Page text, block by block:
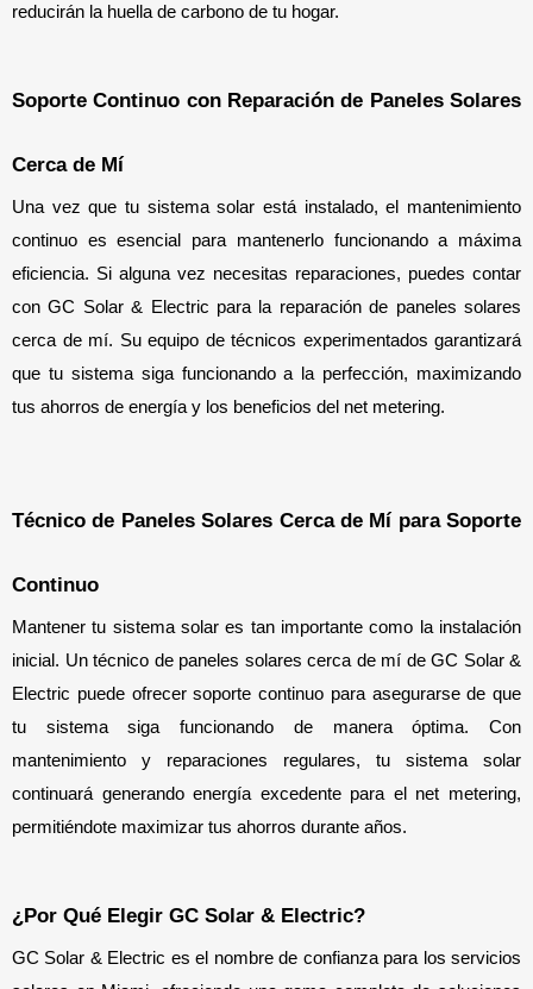
reducirán la huella de carbono de tu hogar.
Soporte Continuo con Reparación de Paneles Solares
Cerca de Mí
Una vez que tu sistema solar está instalado, el mantenimiento
continuo es esencial para mantenerlo funcionando a máxima
eficiencia. Si alguna vez necesitas reparaciones, puedes contar
con GC Solar & Electric para la reparación de paneles solares
cerca de mí. Su equipo de técnicos experimentados garantizará
que tu sistema siga funcionando a la perfección, maximizando
tus ahorros de energía y los beneficios del net metering.
Técnico de Paneles Solares Cerca de Mí para Soporte
Continuo
Mantener tu sistema solar es tan importante como la instalación
inicial. Un técnico de paneles solares cerca de mí de GC Solar &
Electric puede ofrecer soporte continuo para asegurarse de que
tu sistema siga funcionando de manera óptima. Con
mantenimiento y reparaciones regulares, tu sistema solar
continuará generando energía excedente para el net metering,
permitiéndote maximizar tus ahorros durante años.
¿Por Qué Elegir GC Solar & Electric?
GC Solar & Electric es el nombre de confianza para los servicios